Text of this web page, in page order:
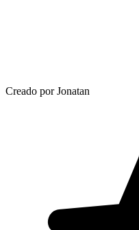
Creado por Jonatan